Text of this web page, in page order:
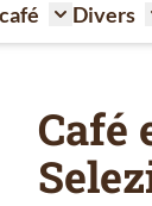
Sucre - Lait -
Toggle
Divers
Café